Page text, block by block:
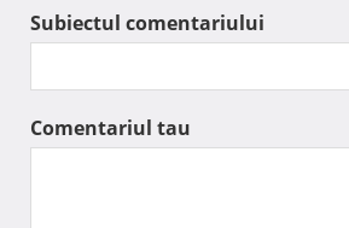
Subiectul comentariului
Comentariul tau